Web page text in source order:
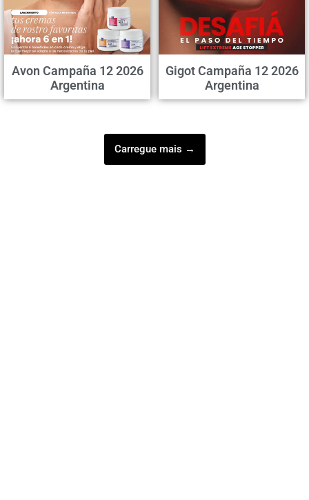
Avon Campaña 12 2026
Argentina
Gigot Campaña 12 2026
Argentina
Carregue mais →